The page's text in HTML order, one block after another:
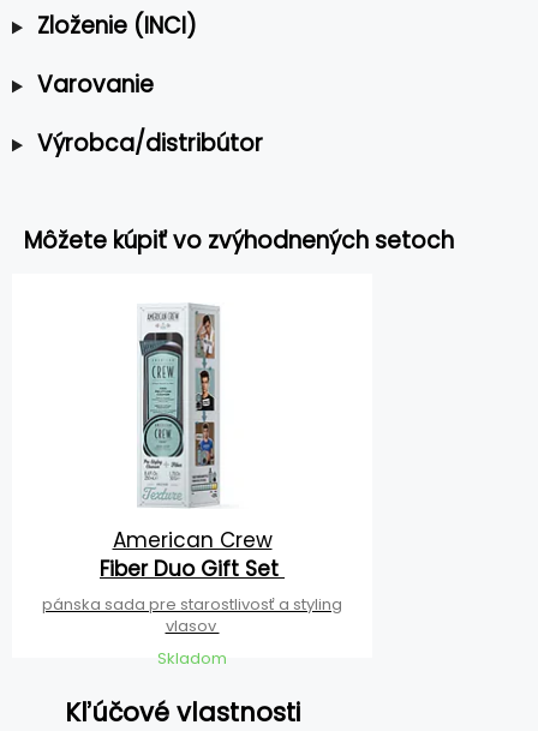
Zloženie (INCI)
Varovanie
Výrobca/distribútor
Môžete kúpiť vo zvýhodnených setoch
American Crew
Fiber Duo Gift Set
pánska sada pre starostlivosť a styling
vlasov
Skladom
Kľúčové vlastnosti